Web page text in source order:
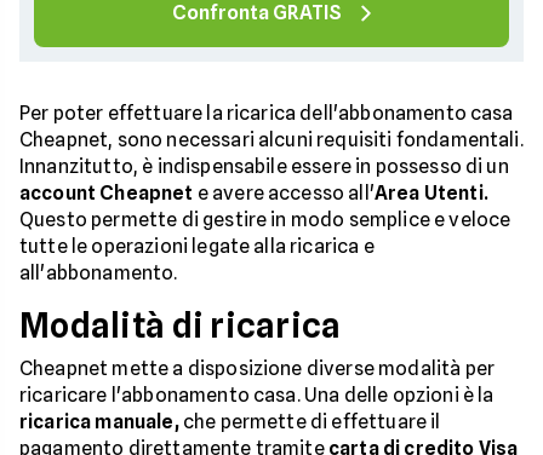
Confronta GRATIS
Per poter effettuare la ricarica dell'abbonamento casa
Cheapnet, sono necessari alcuni requisiti fondamentali.
Innanzitutto, è indispensabile essere in possesso di un
account Cheapnet e avere accesso all'Area Utenti.
Questo permette di gestire in modo semplice e veloce
tutte le operazioni legate alla ricarica e
all'abbonamento.
Modalità di ricarica
Cheapnet mette a disposizione diverse modalità per
ricaricare l'abbonamento casa. Una delle opzioni è la
ricarica manuale,che permette di effettuare il
pagamento direttamente tramite carta di credito Visa